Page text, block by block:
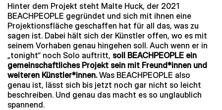
Hinter dem Projekt steht Malte Huck, der 2021
BEACHPEOPLE gegründet und sich mit ihnen eine
Projektionsfläche geschaffen hat für all das, was zu
sagen ist. Dabei hält sich der Künstler offen, wo es mit
seinem Vorhaben genau hingehen soll. Auch wenn er in
„tonight“ noch Solo auftritt, soll BEACHPEOPLE ein
gemeinschaftliches Projekt sein mit Freund*innen und
weiteren Künstler*innen.Was BEACHPEOPLE also
genau ist, lässt sich bis jetzt noch gar nicht so leicht
beschreiben. Und genau das macht es so unglaublich
spannend.